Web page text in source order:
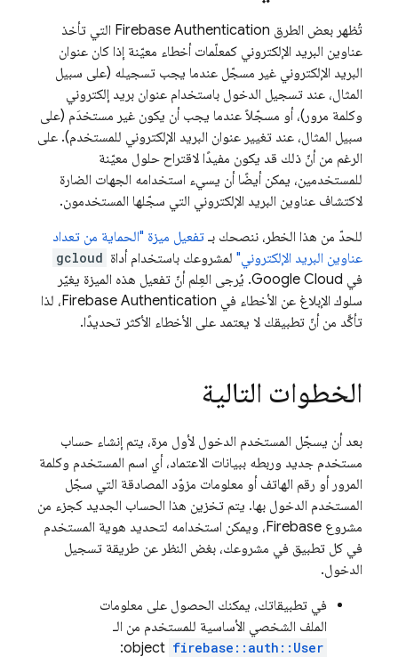
تُظهر بعض الطرق Firebase Authentication التي تأخذ
عناوين البريد الإلكتروني كمعلّمات أخطاء معيّنة إذا كان عنوان
البريد الإلكتروني غير مسجّل عندما يجب تسجيله (على سبيل
المثال، عند تسجيل الدخول باستخدام عنوان بريد إلكتروني
وكلمة مرور)، أو مسجّلاً عندما يجب أن يكون غير مستخدَم (على
سبيل المثال، عند تغيير عنوان البريد الإلكتروني للمستخدم). على
الرغم من أنّ ذلك قد يكون مفيدًا لاقتراح حلول معيّنة
للمستخدمين، يمكن أيضًا أن يسيء استخدامه الجهات الضارة
لاكتشاف عناوين البريد الإلكتروني التي سجّلها المستخدمون.
للحدّ من هذا الخطر، ننصحك بـ تفعيل ميزة "الحماية من تعداد
عناوين البريد الإلكتروني" لمشروعك باستخدام أداة gcloud
في Google Cloud. يُرجى العِلم أنّ تفعيل هذه الميزة يغيّر
سلوك الإبلاغ عن الأخطاء في Firebase Authentication، لذا
تأكَّد من أنّ تطبيقك لا يعتمد على الأخطاء الأكثر تحديدًا.
الخطوات التالية
بعد أن يسجّل المستخدم الدخول لأول مرة، يتم إنشاء حساب
مستخدم جديد وربطه ببيانات الاعتماد، أي اسم المستخدم وكلمة
المرور أو رقم الهاتف أو معلومات مزوّد المصادقة التي سجّل
المستخدم الدخول بها. يتم تخزين هذا الحساب الجديد كجزء من
مشروع Firebase، ويمكن استخدامه لتحديد هوية المستخدم
في كل تطبيق في مشروعك، بغض النظر عن طريقة تسجيل
الدخول.
في تطبيقاتك، يمكنك الحصول على معلومات
الملف الشخصي الأساسية للمستخدم من الـ
firebase::auth::User